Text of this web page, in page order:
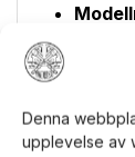
Denna
upplevelse av
Total